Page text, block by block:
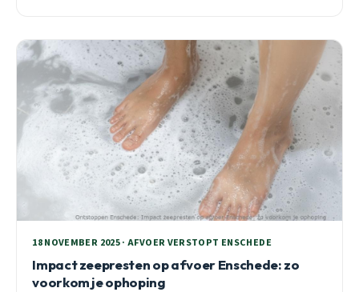
18 NOVEMBER 2025 · AFVOER VERSTOPT ENSCHEDE
Impact zeepresten op afvoer Enschede: zo
voorkom je ophoping